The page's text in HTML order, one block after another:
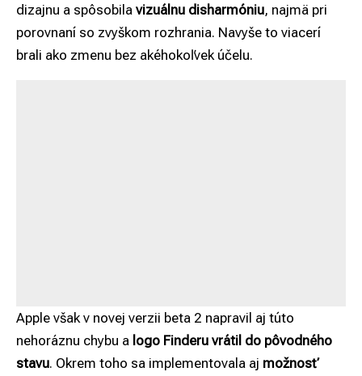
dizajnu a spôsobila vizuálnu disharmóniu, najmä pri
porovnaní so zvyškom rozhrania. Navyše to viacerí
brali ako zmenu bez akéhokoľvek účelu.
Apple však v novej verzii beta 2 napravil aj túto
nehoráznu chybu a logo Finderu vrátil do pôvodného
stavu. Okrem toho sa implementovala aj možnosť